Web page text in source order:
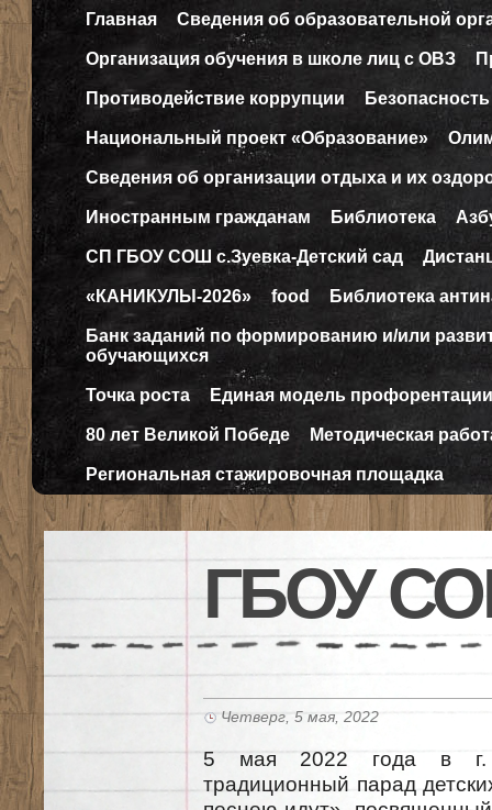
Главная Сведения об образовательной
Организация обучения в школе лиц с ОВЗ
Противодействие коррупции Безопасность
Национальный проект «Образование»
Сведения об организации отдыха и их
Иностранным гражданам Библиотека
СП ГБОУ СОШ с.Зуевка-Детский сад
«КАНИКУЛЫ-2026» food Библиотека
Банк заданий по формированию и/или
обучающихся
Точка роста Единая модель профорентации
80 лет Великой Победе Методическая
Региональная стажировочная площадка
ГБОУ
Четверг, 5 мая, 2022
5 мая 2022 года в г.
традиционный парад